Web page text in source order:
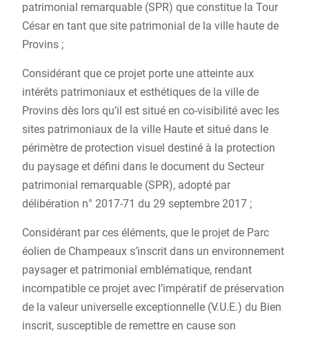
patrimonial remarquable (SPR) que constitue la Tour
César en tant que site patrimonial de la ville haute de
Provins ;
Considérant que ce projet porte une atteinte aux
intérêts patrimoniaux et esthétiques de la ville de
Provins dès lors qu’il est situé en co-visibilité avec les
sites patrimoniaux de la ville Haute et situé dans le
périmètre de protection visuel destiné à la protection
du paysage et défini dans le document du Secteur
patrimonial remarquable (SPR), adopté par
délibération n° 2017-71 du 29 septembre 2017 ;
Considérant par ces éléments, que le projet de Parc
éolien de Champeaux s’inscrit dans un environnement
paysager et patrimonial emblématique, rendant
incompatible ce projet avec l’impératif de préservation
de la valeur universelle exceptionnelle (V.U.E.) du Bien
inscrit, susceptible de remettre en cause son